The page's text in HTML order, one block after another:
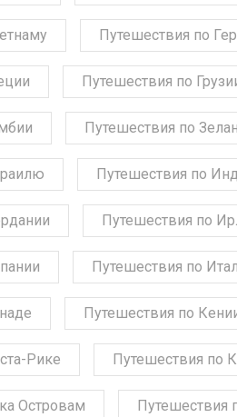
Путешествия по
Путешествия по
Путешествия по
Путешествия по
Путешествия по
Путешествия по
Путешествия по
Рике Путешествия по
Островам Путешествия